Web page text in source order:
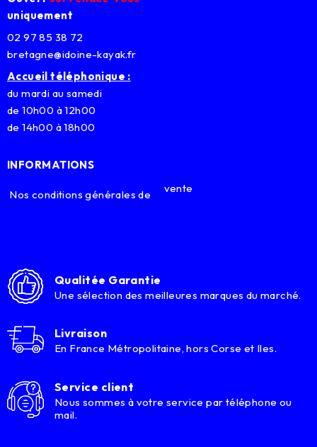
uniquement
02 97 85 38 72
bretagne@idoine-kayak.fr
Accueil téléphonique :
du mardi au samedi
de 10h00 à 12h00
de 14h00 à 18h00
INFORMATIONS
Nos conditions générales de vente
Qualitée Garantie
Une sélection des meilleures marques du marché.
Livraison
En France Métropolitaine, hors Corse et Iles.
Service client
Nous sommes à votre service par téléphone ou
mail.